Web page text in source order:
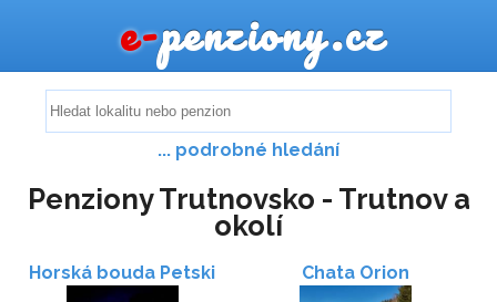
e-penziony.cz
... podrobné hledání
Penziony Trutnovsko - Trutnov a
okolí
Horská bouda Petski Chata Orion